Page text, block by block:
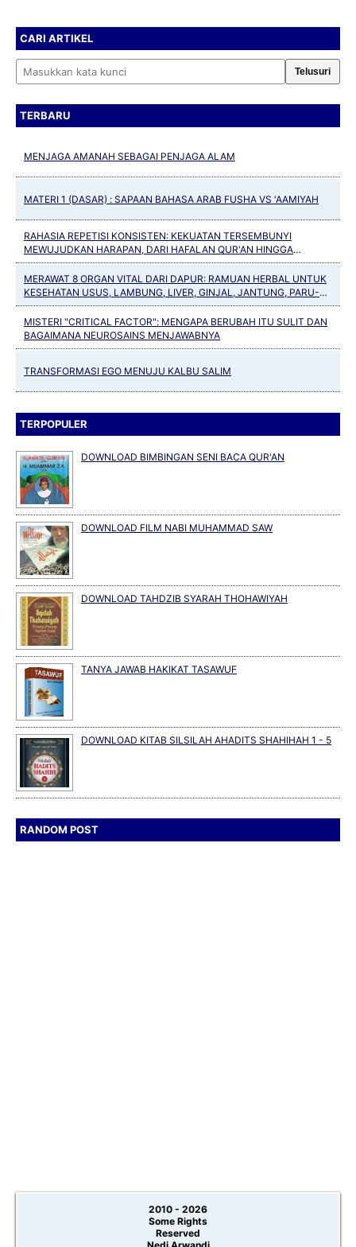
CARI ARTIKEL
TERBARU
MENJAGA AMANAH SEBAGAI PENJAGA ALAM
MATERI 1 (DASAR) : SAPAAN BAHASA ARAB FUSHA VS 'AAMIYAH
RAHASIA REPETISI KONSISTEN: KEKUATAN TERSEMBUNYI
MEWUJUDKAN HARAPAN, DARI HAFALAN QUR'AN HINGGA
KEBIASAAN POSITIF
MERAWAT 8 ORGAN VITAL DARI DAPUR: RAMUAN HERBAL UNTUK
KESEHATAN USUS, LAMBUNG, LIVER, GINJAL, JANTUNG, PARU-
PARU, PANKREAS DAN TULANG
MISTERI "CRITICAL FACTOR": MENGAPA BERUBAH ITU SULIT DAN
BAGAIMANA NEUROSAINS MENJAWABNYA
TRANSFORMASI EGO MENUJU KALBU SALIM
TERPOPULER
DOWNLOAD BIMBINGAN SENI BACA QUR'AN
DOWNLOAD FILM NABI MUHAMMAD SAW
DOWNLOAD TAHDZIB SYARAH THOHAWIYAH
TANYA JAWAB HAKIKAT TASAWUF
DOWNLOAD KITAB SILSILAH AHADITS SHAHIHAH 1 - 5
RANDOM POST
2010 - 2026
Some Rights
Reserved